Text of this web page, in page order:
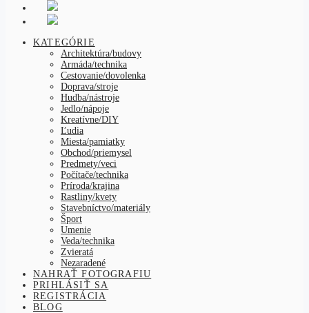
KATEGÓRIE
Architektúra/budovy
Armáda/technika
Cestovanie/dovolenka
Doprava/stroje
Hudba/nástroje
Jedlo/nápoje
Kreatívne/DIY
Ľudia
Miesta/pamiatky
Obchod/priemysel
Predmety/veci
Počítače/technika
Príroda/krajina
Rastliny/kvety
Stavebníctvo/materiály
Šport
Umenie
Veda/technika
Zvieratá
Nezaradené
NAHRAŤ FOTOGRAFIU
PRIHLÁSIŤ SA
REGISTRÁCIA
BLOG